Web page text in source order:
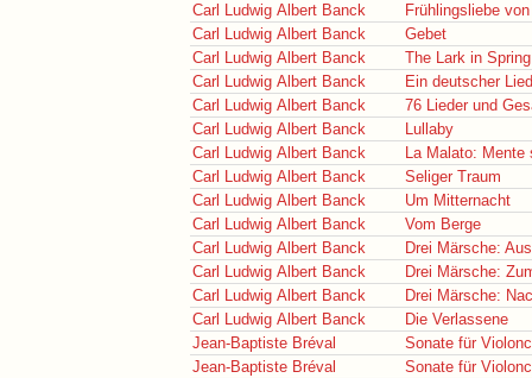
Carl Ludwig Albert Banck
Frühlingsliebe
Carl Ludwig Albert Banck
Gebet
Carl Ludwig Albert Banck
The Lark in Spring
Carl Ludwig Albert Banck
Ein deutscher
Carl Ludwig Albert Banck
76 Lieder und
Carl Ludwig Albert Banck
Lullaby
Carl Ludwig Albert Banck
La Malato: Mente
Carl Ludwig Albert Banck
Seliger Traum
Carl Ludwig Albert Banck
Um Mitternacht
Carl Ludwig Albert Banck
Vom Berge
Carl Ludwig Albert Banck
Drei Märsche:
Carl Ludwig Albert Banck
Drei Märsche:
Carl Ludwig Albert Banck
Drei Märsche:
Carl Ludwig Albert Banck
Die Verlassene
Jean-Baptiste Bréval
Sonate für
Jean-Baptiste Bréval
Sonate für